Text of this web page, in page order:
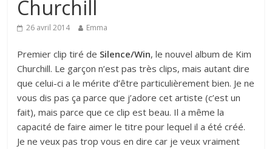
Churchill
26 avril 2014 Emma
Premier clip tiré de Silence/Win, le nouvel album de Kim
Churchill. Le garçon n’est pas très clips, mais autant dire
que celui-ci a le mérite d’être particulièrement bien. Je ne
vous dis pas ça parce que j’adore cet artiste (c’est un
fait), mais parce que ce clip est beau. Il a même la
capacité de faire aimer le titre pour lequel il a été créé.
Je ne veux pas trop vous en dire car je veux vraiment